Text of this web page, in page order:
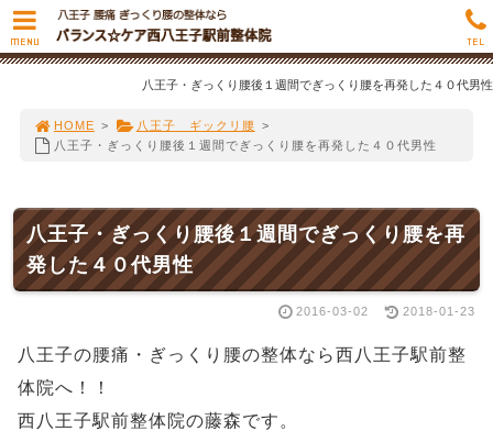
八王子・ぎっくり腰後１週間でぎっくり腰を再発した４０代男性
HOME > 八王子 ギックリ腰 >
八王子・ぎっくり腰後１週間でぎっくり腰を再発した４０代男性
八王子・ぎっくり腰後１週間でぎっくり腰を再
発した４０代男性
2016-03-02 2018-01-23
八王子の腰痛・ぎっくり腰の整体なら西八王子駅前整
体院へ！！
西八王子駅前整体院の藤森です。
MENU TEL